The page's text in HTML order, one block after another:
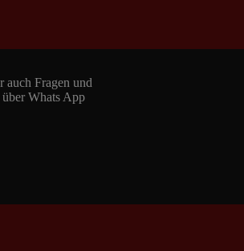
auch Fragen und
Whats App